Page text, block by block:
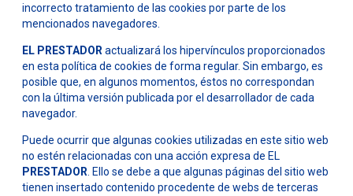
incorrecto tratamiento de las cookies por parte de los
mencionados navegadores.
EL PRESTADORactualizará los hipervínculos proporcionados
en esta política de cookies de forma regular. Sin embargo, es
posible que, en algunos momentos, éstos no correspondan
con la última versión publicada por el desarrollador de cada
navegador.
Puede ocurrir que algunas cookies utilizadas en este sitio web
no estén relacionadas con una acción expresa de EL
PRESTADOR. Ello se debe a que algunas páginas del sitio web
tienen insertado contenido procedente de webs de terceras